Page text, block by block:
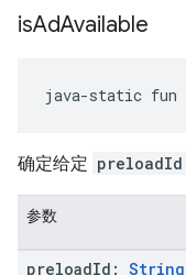
isAdAvailable
java-static fun
确定给定 preloadId
参数
preloadId: String